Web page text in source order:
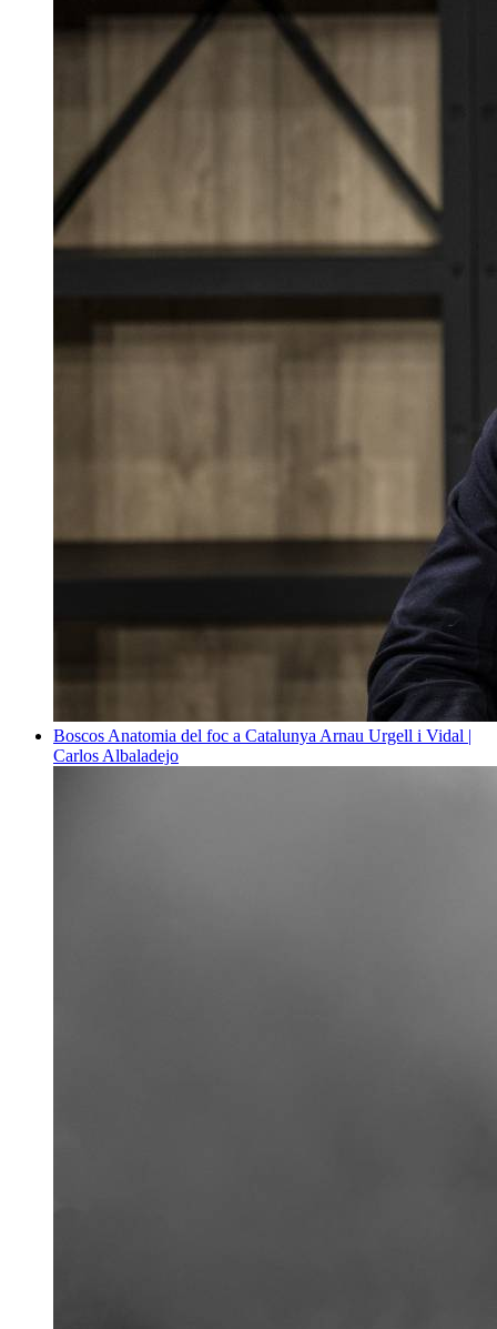
Boscos Anatomia del foc a Catalunya Arnau Urgell i Vidal |
Carlos Albaladejo